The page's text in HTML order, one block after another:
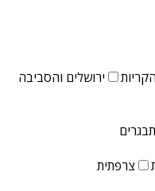
ירושלים והסביבה
צרפתית